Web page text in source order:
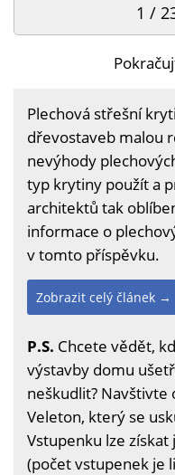
1 /
Plechová střešní
dřevostaveb malou
nevýhody
typ krytiny použít a
architektů tak
informace o
v tomto příspěvku.
Zobrazit celý článek →
P.S. Chcete vědět,
výstavby domu
neškudlit?
Veleton, který se
Vstupenku lze získat
(počet vstupenek je